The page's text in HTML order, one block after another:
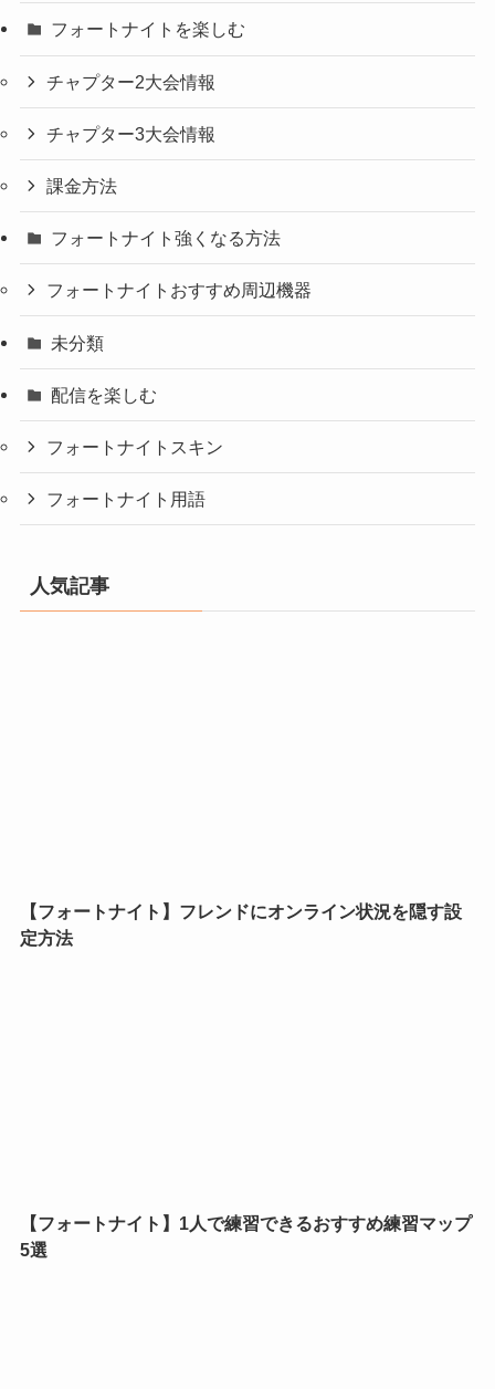
フォートナイトを楽しむ
チャプター2大会情報
チャプター3大会情報
課金方法
フォートナイト強くなる方法
フォートナイトおすすめ周辺機器
未分類
配信を楽しむ
フォートナイトスキン
フォートナイト用語
人気記事
【フォートナイト】フレンドにオンライン状況を隠す設
定方法
【フォートナイト】1人で練習できるおすすめ練習マップ
5選